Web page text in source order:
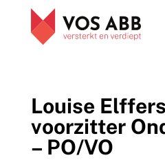
Louise
voorzitter
– PO/VO